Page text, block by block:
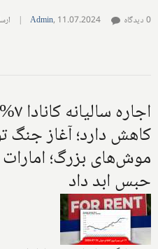
Admin, 11.07.2024
| 0 دیدگاه
کاهش دارد؛ آغاز جنگ
حبس ابد داد